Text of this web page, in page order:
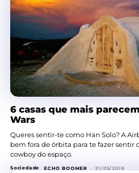
6 casas que mais
Wars
Queres sentir-te como Han Solo? A
bem fora de órbita para te fazer sentir
cowboy do espaço.
Sociedade ECHO BOOMER - 21/05/2018